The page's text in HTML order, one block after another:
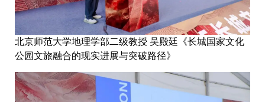
北京师范大学地理学部二级教授 吴殿廷《长城国家文化
公园文旅融合的现实进展与突破路径》